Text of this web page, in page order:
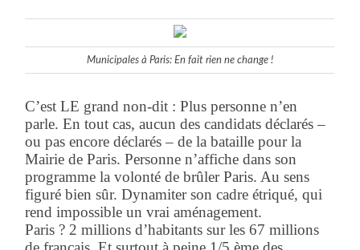
Municipales à Paris: En fait rien ne change !
C’est LE grand non-dit : Plus personne n’en
parle. En tout cas, aucun des candidats déclarés –
ou pas encore déclarés – de la bataille pour la
Mairie de Paris. Personne n’affiche dans son
programme la volonté de brûler Paris. Au sens
figuré bien sûr. Dynamiter son cadre étriqué, qui
rend impossible un vrai aménagement.
Paris ? 2 millions d’habitants sur les 67 millions